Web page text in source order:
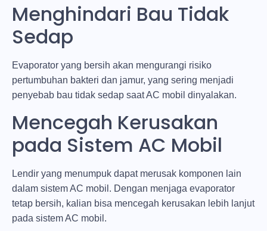
Menghindari Bau Tidak
Sedap
Evaporator yang bersih akan mengurangi risiko
pertumbuhan bakteri dan jamur, yang sering menjadi
penyebab bau tidak sedap saat AC mobil dinyalakan.
Mencegah Kerusakan
pada Sistem AC Mobil
Lendir yang menumpuk dapat merusak komponen lain
dalam sistem AC mobil. Dengan menjaga evaporator
tetap bersih, kalian bisa mencegah kerusakan lebih lanjut
pada sistem AC mobil.